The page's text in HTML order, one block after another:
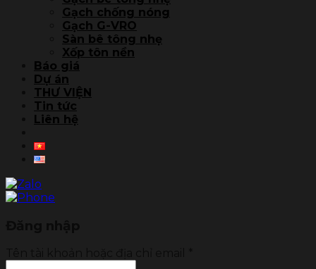
Gạch chống nóng
Gạch G-VRO
Sàn bê tông nhẹ
Xốp tôn nền
Báo giá
Dự án
THƯ VIỆN
Tin tức
Liên hệ